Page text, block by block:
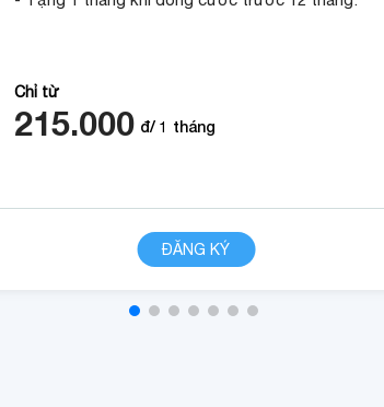
Chỉ từ
215.000 đ/1 tháng
ĐĂNG KÝ
CHI TIẾT